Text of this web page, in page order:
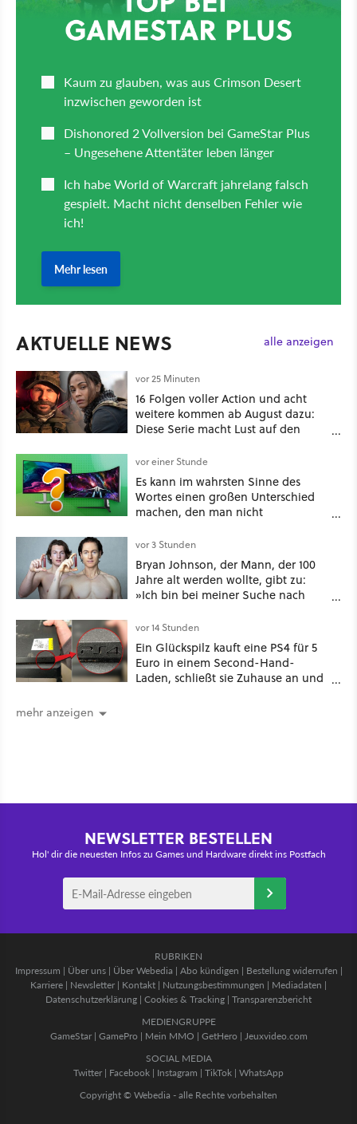
AKTUELLE NEWS alle anzeigen
vor 25 Minuten
16 Folgen voller Action und acht
weitere kommen ab August dazu:
Diese Serie macht Lust auf den
vor einer Stunde
Es kann im wahrsten Sinne des
Wortes einen großen Unterschied
machen, den man nicht
Seitenverhältnis seid ihr unterwegs?
vor 3 Stunden
Bryan Johnson, der Mann, der 100
Jahre alt werden wollte, gibt zu:
»Ich bin bei meiner Suche nach
vor 14 Stunden
Ein Glückspilz kauft eine PS4 für 5
Euro in einem Second-Hand-
Laden, schließt sie Zuhause an und
mehr anzeigen
NEWSLETTER BESTELLEN
Hol' dir die neuesten Infos zu Games und Hardware direkt ins Postfach
RUBRIKEN
Impressum | Über uns| Über Webedia | Abo kündigen | Bestellung widerrufen |
Karriere | Newsletter | Kontakt | Nutzungsbestimmungen | Mediadaten |
Datenschutzerklärung | Cookies & Tracking | Transparenzbericht
MEDIENGRUPPE
GameStar| GamePro | Mein MMO | GetHero | Jeuxvideo.com
SOCIAL MEDIA
Twitter | Facebook | Instagram | TikTok | WhatsApp
Copyright © Webedia - alle Rechte vorbehalten